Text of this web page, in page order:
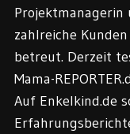
Projektmanagerin
zahlreiche
betreut. Derzeit
Mama-
Auf Enkelkind.de